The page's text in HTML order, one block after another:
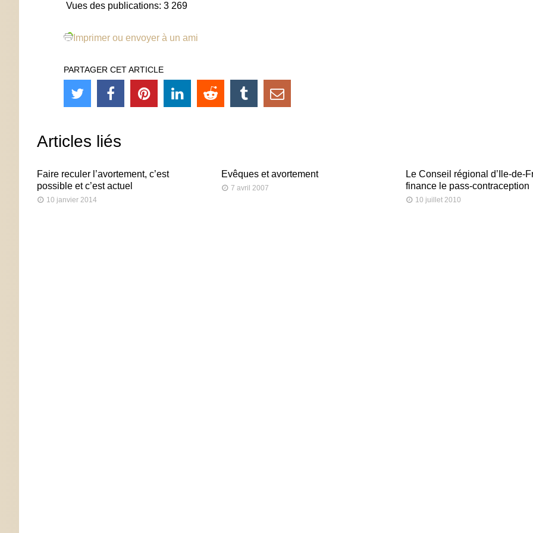
Vues des publications: 3 269
Imprimer ou envoyer à un ami
PARTAGER CET ARTICLE
Articles liés
Faire reculer l’avortement, c’est
possible et c’est actuel
10 janvier 2014
Evêques et avortement
7 avril 2007
Le Conseil régional d’Ile-de-
finance le pass-contraception
10 juillet 2010